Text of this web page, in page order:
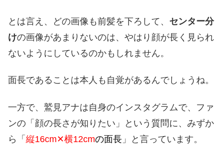
とは言え、どの画像も前髪を下ろして、 センター分
けの画像があまりないのは、やはり顔が長く見られ
ないようにしているのかもしれません。
面長であることは本人も自覚があるんでしょうね。
一方で、鷲見アナは自身のインスタグラムで、ファ
ンの「顔の長さが知りたい」という質問に、みずか
ら「 縦16cm✕横12cmの面長 」と言っています。